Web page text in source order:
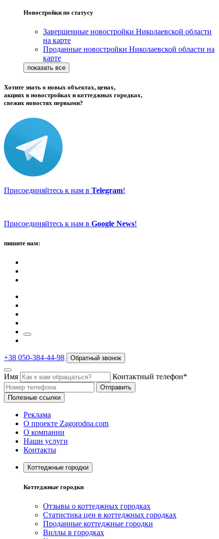
Новостройки по статусу
Завершенные новостройки Николаевской области
на карте
Проданные новостройки Николаевской области на
карте
Хотите знать о новых объектах, ценах,
акциях в новостройках и коттеджных городках,
свежих новостях первыми?
Присоединяйтесь к нам в Telegram!
Присоединяйтесь к нам в Google News!
пишите нам:
+38 050-384-44-98 Обратный звонок
Имя Контактный телефон*
Отправить
Полезные ссылки
Реклама
О проекте Zagorodna.com
О компании
Наши услуги
Контакты
Коттеджные городки
Коттеджные городки
Отзывы о коттеджных городках
Статистика цен в коттеджных городках
Проданные коттеджные городки
Виллы в городках